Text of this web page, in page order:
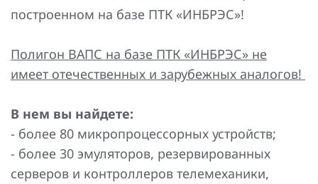
Инфраструктура и ЖКХ
Технический и коммерческий учет
Многофункциональные устройства защиты и управления
Устройства релейной защиты и автоматики
Сбор и анализ информации об аварийных событиях
Оборудование компенсации емкостных токов
Определение поврежденного фидера
Подготовка персонала АСУ ТП и РЗА
Контакты
построенном на базе ПТК «ИНБРЭС»!
Полигон ВАПС на базе ПТК «ИНБРЭС» не
имеет отечественных и зарубежных аналогов!
В нем вы найдете:
- более 80 микропроцессорных устройств;
- более 30 эмуляторов, резервированных
серверов и контроллеров телемеханики,